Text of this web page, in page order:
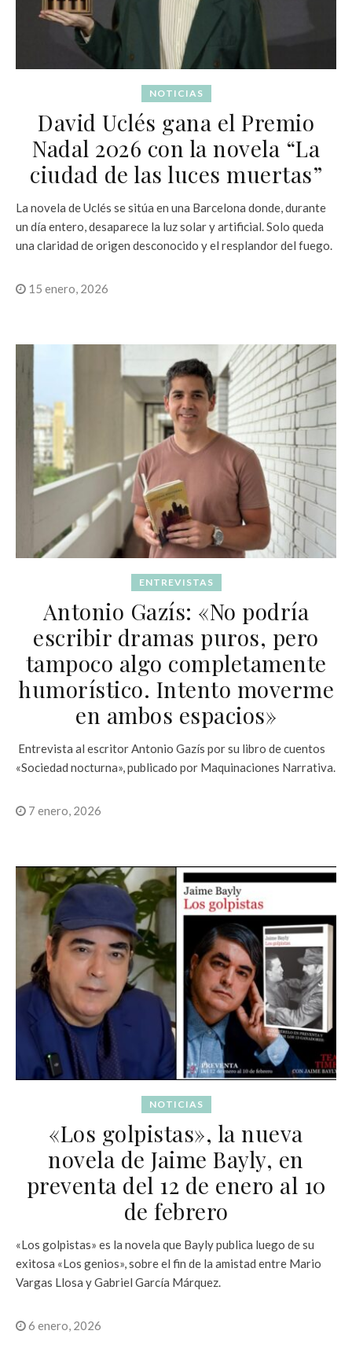
NOTICIAS
David Uclés gana el Premio
Nadal 2026 con la novela “La
ciudad de las luces muertas”
La novela de Uclés se sitúa en una Barcelona donde, durante
un día entero, desaparece la luz solar y artificial. Solo queda
una claridad de origen desconocido y el resplandor del fuego.
15 enero, 2026
ENTREVISTAS
Antonio Gazís: «No podría
escribir dramas puros, pero
tampoco algo completamente
humorístico. Intento moverme
en ambos espacios»
Entrevista al escritor Antonio Gazís por su libro de cuentos
«Sociedad nocturna», publicado por Maquinaciones Narrativa.
7 enero, 2026
NOTICIAS
«Los golpistas», la nueva
novela de Jaime Bayly, en
preventa del 12 de enero al 10
de febrero
«Los golpistas» es la novela que Bayly publica luego de su
exitosa «Los genios», sobre el fin de la amistad entre Mario
Vargas Llosa y Gabriel García Márquez.
6 enero, 2026